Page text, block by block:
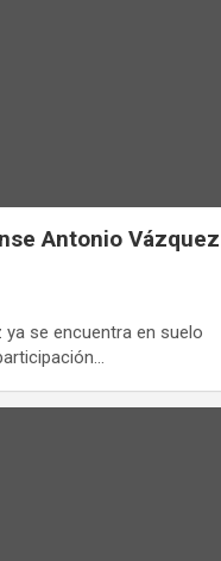
Antonio Vázquez
se encuentra en suelo